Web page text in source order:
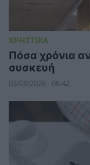
ΧΡΗΣΤΙΚΑ
Πόσα χρόνια
συσκευή
03/08/2026 - 06:42